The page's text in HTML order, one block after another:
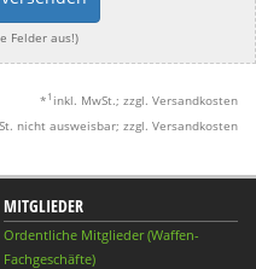
Felder aus!)
* 1 inkl. MwSt.; zzgl. Versandkosten
nicht ausweisbar; zzgl. Versandkosten
MITGLIEDER
Ordentliche Mitglieder (Waffen-
Fachgeschäfte)